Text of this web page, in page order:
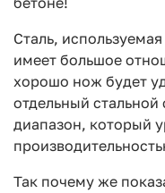
Сталь,
имеет большое
хорошо нож будет
отдельный
диапазон, который
Так почему же